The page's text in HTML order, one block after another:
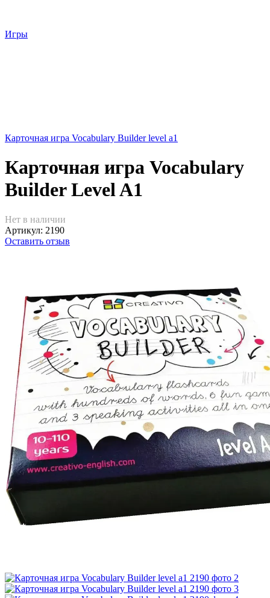
Игры
Карточная игра Vocabulary Builder level a1
Карточная игра Vocabulary
Builder Level A1
Нет в наличии
Артикул: 2190
Оставить отзыв